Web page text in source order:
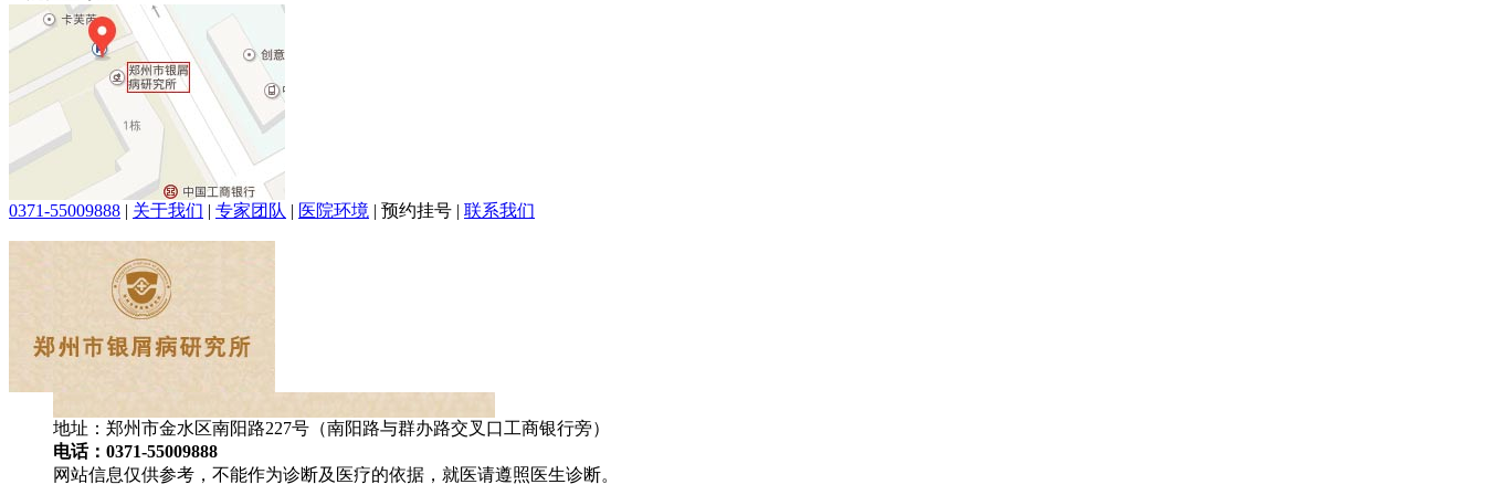
0371-55009888 | 关于我们 | 专家团队 | 医院环境 | 预约挂号 | 联系我们
地址：郑州市金水区南阳路227号（南阳路与群办路交叉口工商银行旁）
电话：0371-55009888
网站信息仅供参考，不能作为诊断及医疗的依据，就医请遵照医生诊断。